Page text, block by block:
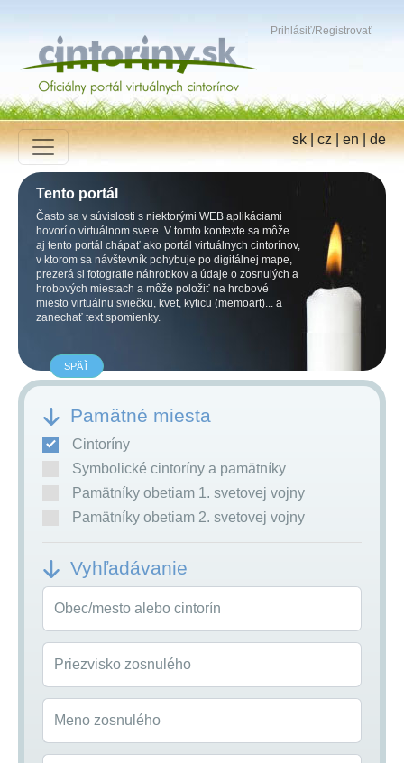
Prihlásiť/Registrovať
sk|cz|en|de
Tento portál
Často sa v súvislosti s niektorými WEB aplikáciami
hovorí o virtuálnom svete. V tomto kontexte sa môže
aj tento portál chápať ako portál virtuálnych cintorínov,
v ktorom sa návštevník pohybuje po digitálnej mape,
prezerá si fotografie náhrobkov a údaje o zosnulých a
hrobových miestach a môže položiť na hrobové
miesto virtuálnu sviečku, kvet, kyticu (memoart)... a
zanechať text spomienky.
SPÄŤ
Pamätné miesta
Cintoríny
Symbolické cintoríny a pamätníky
Pamätníky obetiam 1. svetovej vojny
Pamätníky obetiam 2. svetovej vojny
Vyhľadávanie
Obec/mesto alebo cintorín
Priezvisko zosnulého
Meno zosnulého